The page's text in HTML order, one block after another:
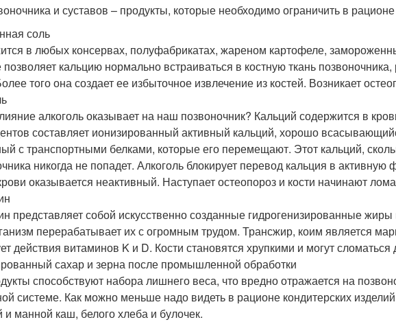
и суставов – продукты, которые необходимо ограничить в рационе
соль
в любых консервах, полуфабрикатах, жареном картофеле,
кальцию нормально встраиваться в костную ткань позвоночника,
того она создает ее избыточное извлечение из костей. Возникает
алкоголь оказывает на наш позвоночник? Кальций содержится в
составляет ионизированный активный кальций, хорошо
с транспортными белками, которые его перемещают. Этот кальций,
никогда не попадет. Алкоголь блокирует перевод кальция в активную
оказывается неактивный. Наступает остеопороз и кости начинают
представляет собой искусственно созданные гидрогенизированные
перерабатывает их с огромным трудом. Трансжир, коим является
действия витаминов K и D. Кости становятся хрупкими и могут сломаться
сахар и зерна после промышленной обработки
способствуют набора лишнего веса, что вредно отражается на
системе. Как можно меньше надо видеть в рационе кондитерских
и манной каш, белого хлеба и булочек.